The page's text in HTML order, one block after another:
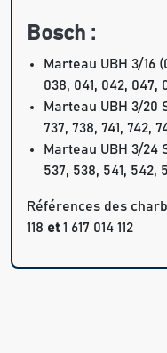
Bosch :
Marteau UBH 3/16
038, 041, 042, 047,
Marteau UBH 3/20
737, 738, 741, 742,
Marteau UBH 3/24
537, 538, 541, 542,
Références des
118 et 1 617 014 112